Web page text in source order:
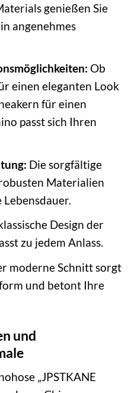
genießen Sie
angenehmes
Ob
einen eleganten Look
für einen
passt sich Ihren
Die sorgfältige
Materialien
Design der
zu jedem Anlass.
moderne Schnitt sorgt
und betont Ihre
und
„JPSTKANE